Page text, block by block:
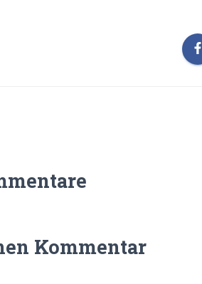
Kommentar